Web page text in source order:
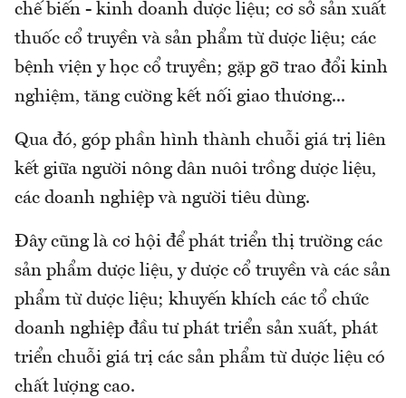
chế biến - kinh doanh dược liệu; cơ sở sản xuất
thuốc cổ truyền và sản phẩm từ dược liệu; các
bệnh viện y học cổ truyền; gặp gỡ trao đổi kinh
nghiệm, tăng cường kết nối giao thương...
Qua đó, góp phần hình thành chuỗi giá trị liên
kết giữa người nông dân nuôi trồng dược liệu,
các doanh nghiệp và người tiêu dùng.
Đây cũng là cơ hội để phát triển thị trường các
sản phẩm dược liệu, y dược cổ truyền và các sản
phẩm từ dược liệu; khuyến khích các tổ chức
doanh nghiệp đầu tư phát triển sản xuất, phát
triển chuỗi giá trị các sản phẩm từ dược liệu có
chất lượng cao.